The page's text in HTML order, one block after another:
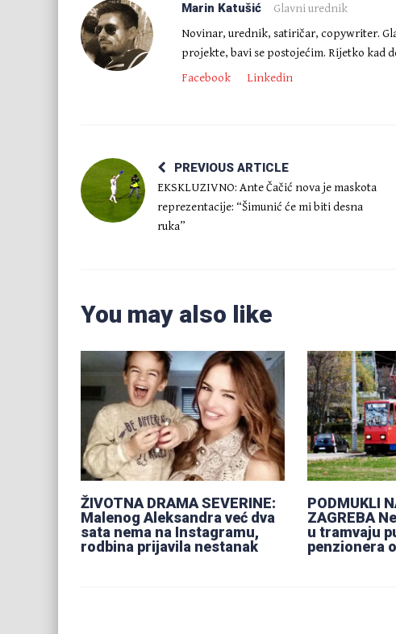
Marin Katušić
Glavni urednik
Novinar, urednik, satiričar, copywriter.
projekte, bavi se postojećim. Rijetko kad
Facebook
Linkedin
PREVIOUS ARTICLE
EKSKLUZIVNO: Ante Čačić nova je maskota
reprezentacije: “Šimunić će mi biti desna
ruka”
You may also like
ŽIVOTNA DRAMA SEVERINE:
Malenog Aleksandra već dva
sata nema na Instagramu,
rodbina prijavila nestanak
PODMUKLI
ZAGREBA
u tramvaju
penzionera